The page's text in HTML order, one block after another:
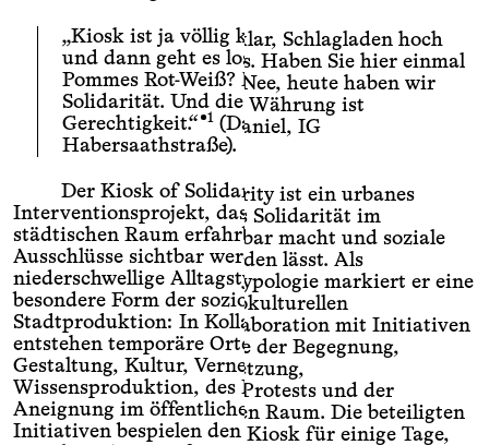
Konfliktorten, an denen gerade wichtige Themen
der Stadt verhandelt werden. Dort, wo es brennt.
Wie jeder andere Kiosk bietet er etwas an – aber
statt Waren gibt es hier Solidarität, Austausch
und Vernetzung.
und dann geht es los. Haben Sie hier einmal
Pommes Rot-Weiß? Nee, heute haben wir
Solidarität. Und die Währung ist
Gerechtigkeit.“ 1(Daniel, IG
Habersaathstraße).
Der Kiosk of Solidarity ist ein urbanes
Interventionsprojekt, das Solidarität im
städtischen Raum erfahrbar macht und soziale
Ausschlüsse sichtbar werden lässt. Als
niederschwellige Alltagstypologie markiert er eine
besondere Form der soziokulturellen
„Kiosk ist ja völlig klar, Schlagladen hoch
und dann geht es los. Haben Sie hier einmal
Pommes Rot-Weiß? Nee, heute haben wir
Solidarität. Und die Währung ist
Gerechtigkeit.“
1 (Daniel, IG
Habersaathstraße).
Der Kiosk of Solidarity ist ein urbanes
Interventionsprojekt, das Solidarität im
städtischen Raum erfahrbar macht und soziale
Ausschlüsse sichtbar werden lässt. Als
niederschwellige Alltagstypologie markiert er eine
besondere Form der soziokulturellen
Stadtproduktion: In Kollaboration mit Initiativen
entstehen temporäre Orte der Begegnung,
Gestaltung, Kultur, Vernetzung,
Wissensproduktion, des Protests und der
Aneignung im öffentlichen Raum. Die beteiligten
Initiativen bespielen den Kiosk für einige Tage,
„Kiosk ist ja völlig klar, Schlagladen hoch
und dann geht es los. Haben Sie hier einmal
Pommes Rot-Weiß? Nee, heute haben wir
Solidarität. Und die Währung ist
Gerechtigkeit.“
1 (Daniel, IG
Habersaathstraße).
Der Kiosk of Solidarity ist ein urbanes
Interventionsprojekt, das Solidarität im
städtischen Raum erfahrbar macht und soziale
Ausschlüsse sichtbar werden lässt. Als
niederschwellige Alltagstypologie markiert er eine
besondere Form der soziokulturellen
Stadtproduktion: In Kollaboration mit Initiativen
entstehen temporäre Orte der Begegnung,
Gestaltung, Kultur, Vernetzung,
Wissensproduktion, des Protests und der
Aneignung im öffentlichen Raum. Die beteiligten
Initiativen bespielen den Kiosk für einige Tage,